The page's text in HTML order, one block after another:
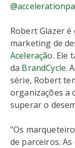
Robert Glazer é
marketing de
Aceleração. Ele
da BrandCycle.
série, Robert
organizações a
superar o
"Os
de parceiros.